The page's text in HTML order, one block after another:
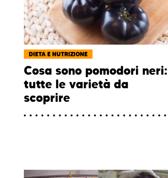
DIETA E NUTRIZIONE
Cosa sono pomodori neri:
tutte le varietà da
scoprire